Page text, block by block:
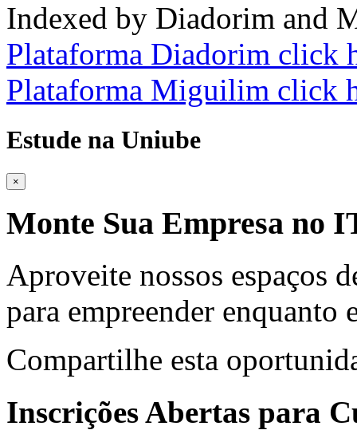
Indexed by Diadorim and
Plataforma Diadorim click
Plataforma Miguilim click
Estude na Uniube
×
Monte Sua Empresa no
Aproveite nossos espaços
para empreender enquanto
Compartilhe esta
Inscrições Abertas para